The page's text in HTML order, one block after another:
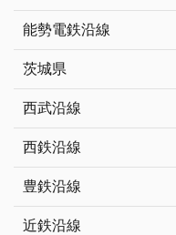
能勢電鉄沿線
茨城県
西武沿線
西鉄沿線
豊鉄沿線
近鉄沿線